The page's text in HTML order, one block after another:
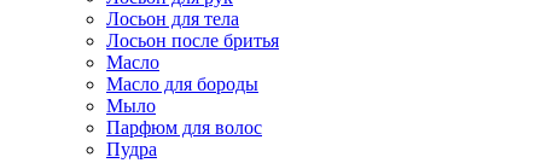
Лосьон для тела
Лосьон после бритья
Масло
Масло для бороды
Мыло
Парфюм для волос
Пудра